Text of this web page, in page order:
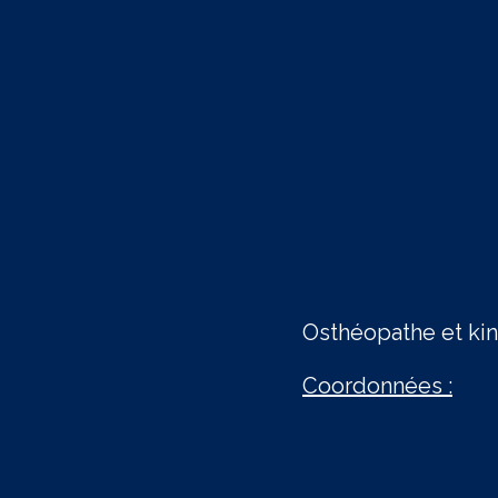
Osthéopathe et
Coordonnées :